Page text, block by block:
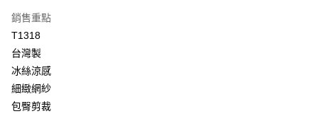
全盈+PAY
大哥付你分期
相關說明
【大哥付你分期使用說明】
1.本服務由台灣大哥大提供，台灣大哥大用戶可立即使用無須另外申請。
2.付款方式選擇「大哥付你分期」，訂單成立後會自動跳轉到大哥付的交易
流程，驗證手機門號後，選擇欲分期的期數、繳款截止日，確認付款後即完
【關於「AFTEE先享後付」】
銷售重點
T1318
台灣製
冰絲涼感
細緻網紗
包臀剪裁